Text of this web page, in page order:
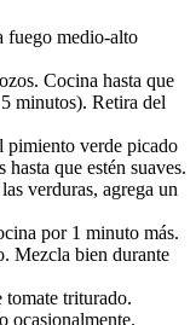
fuego medio-alto
Cocina hasta que
minutos). Retira del
pimiento verde picado
que estén suaves.
verduras, agrega un
por 1 minuto más.
Mezcla bien durante
tomate triturado.
ocasionalmente.